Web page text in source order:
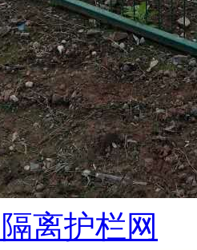
离护栏网